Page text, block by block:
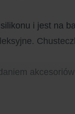
i jest na